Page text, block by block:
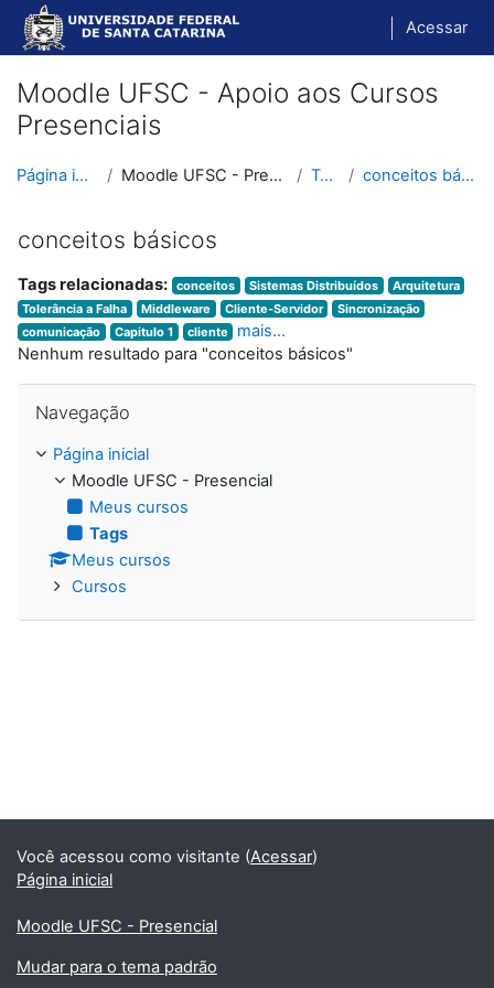
Ir para o conteúdo principal
Acessar
Moodle UFSC - Apoio aos Cursos
Presenciais
Página inicial Moodle UFSC - Presencial Tags conceitos básicos
conceitos básicos
Tags relacionadas: conceitos Sistemas Distribuídos
Arquitetura
Tolerância a Falha
Middleware Cliente-Servidor
Sincronização
comunicação
Capitulo 1 cliente
mais...
Nenhum resultado para "conceitos básicos"
Navegação
Página inicial
Moodle UFSC - Presencial
Meus cursos
Tags
Meus cursos
Cursos
Você acessou como visitante (Acessar)
Página inicial
Moodle UFSC - Presencial
Mudar para o tema padrão